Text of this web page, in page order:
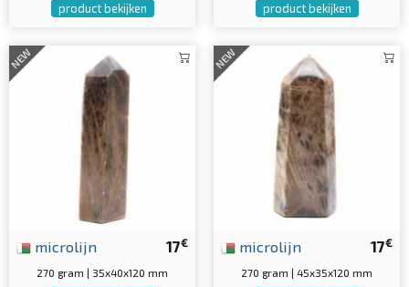
product bekijken product bekijken
NEW
17€
microlijn
270 gram | 35x40x120 mm
NEW
17€
microlijn
270 gram | 45x35x120 mm